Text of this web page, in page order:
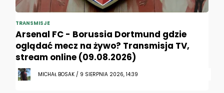
TRANSMISJE
Arsenal FC - Borussia Dortmund gdzie
oglądać mecz na żywo? Transmisja TV,
stream online (09.08.2026)
MICHAŁ BOSAK / 9 SIERPNIA 2026, 14:39